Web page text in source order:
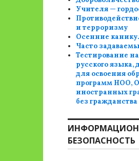
Учителя —
и терроризму
Осенние
Часто
Тестирование
русского языка,
для освоения
программ НОО,
иностранных
без гражданства
БЕЗОПАСНОСТЬ